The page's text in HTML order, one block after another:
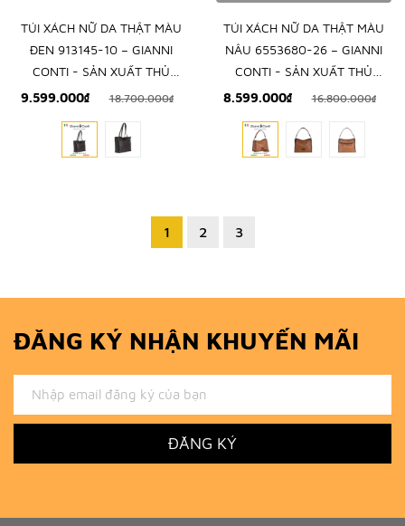
TÚI XÁCH NỮ DA THẬT MÀU
ĐEN 913145-10 – GIANNI
CONTI - SẢN XUẤT THỦ
CÔNG TẠI ITALY
9.599.000₫ 18.700.000₫
TÚI XÁCH NỮ DA THẬT MÀU
NÂU 6553680-26 – GIANNI
CONTI - SẢN XUẤT THỦ
CÔNG TẠI ITALY
8.599.000₫ 16.800.000₫
1 2 3
ĐĂNG KÝ NHẬN KHUYẾN MÃI
ĐĂNG KÝ